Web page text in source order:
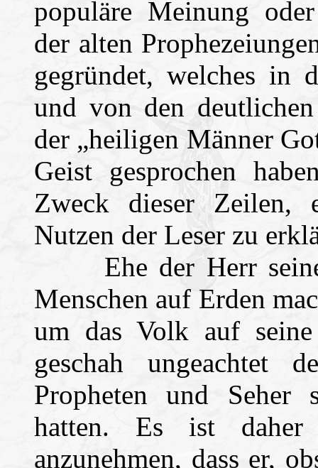
populäre Meinung
der alten
gegründet, welches in
und von den
der „heiligen Männer
Geist gesprochen
Zweck dieser Zeilen,
Nutzen der Leser zu
Ehe der Herr seine
Menschen auf Erden
um das Volk auf
geschah ungeachtet
Propheten und Seher
hatten. Es ist daher
anzunehmen, dass er,